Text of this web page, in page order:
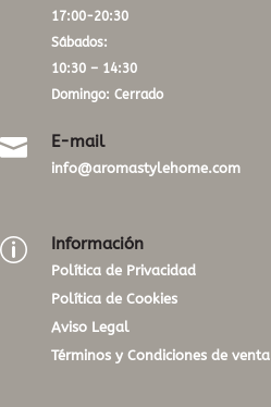
17:00-20:30
Sábados:
10:30 – 14:30
Domingo: Cerrado
 E-mail
info@aromastylehome.com
p Información
Política de Privacidad
Política de Cookies
Aviso Legal
Términos y Condiciones de venta